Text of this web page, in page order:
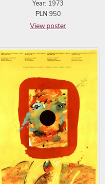
Year: 1973
PLN 950
View poster